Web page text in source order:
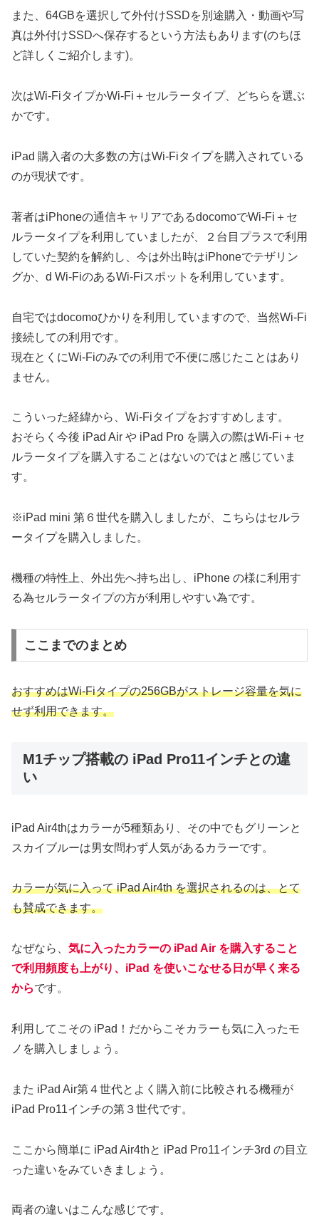
また、64GBを選択して外付けSSDを別途購入・動画や写
真は外付けSSDへ保存するという方法もあります(のちほ
ど詳しくご紹介します)。
次はWi-FiタイプかWi-Fi＋セルラータイプ、どちらを選ぶ
かです。
iPad 購入者の大多数の方はWi-Fiタイプを購入されている
のが現状です。
著者はiPhoneの通信キャリアであるdocomoでWi-Fi＋セ
ルラータイプを利用していましたが、２台目プラスで利用
していた契約を解約し、今は外出時はiPhoneでテザリン
グか、d Wi-FiのあるWi-Fiスポットを利用しています。
自宅ではdocomoひかりを利用していますので、当然Wi-Fi
接続しての利用です。
現在とくにWi-Fiのみでの利用で不便に感じたことはあり
ません。
こういった経緯から、Wi-Fiタイプをおすすめします。
おそらく今後 iPad Air や iPad Pro を購入の際はWi-Fi＋セ
ルラータイプを購入することはないのではと感じていま
す。
※iPad mini 第６世代を購入しましたが、こちらはセルラ
ータイプを購入しました。
機種の特性上、外出先へ持ち出し、iPhone の様に利用す
る為セルラータイプの方が利用しやすい為です。
ここまでのまとめ
おすすめはWi-Fiタイプの256GBがストレージ容量を気に
せず利用できます。
M1チップ搭載の iPad Pro11インチとの違
い
iPad Air4thはカラーが5種類あり、その中でもグリーンと
スカイブルーは男女問わず人気があるカラーです。
カラーが気に入って iPad Air4th を選択されるのは、とて
も賛成できます。
なぜなら、 気に入ったカラーの iPad Air を購入すること
で利用頻度も上がり、iPad を使いこなせる日が早く来る
からです。
利用してこその iPad！だからこそカラーも気に入ったモ
ノを購入しましょう。
また iPad Air第４世代とよく購入前に比較される機種が
iPad Pro11インチの第３世代です。
ここから簡単に iPad Air4thと iPad Pro11インチ3rd の目立
った違いをみていきましょう。
両者の違いはこんな感じです。